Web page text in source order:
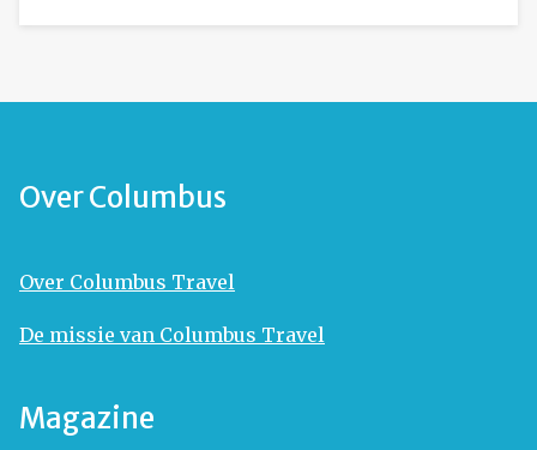
Over Columbus
Over Columbus Travel
De missie van Columbus Travel
Magazine